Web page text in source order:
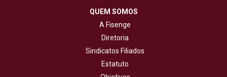
QUEM SOMOS
A Fisenge
Diretoria
Sindicatos Filiados
Estatuto